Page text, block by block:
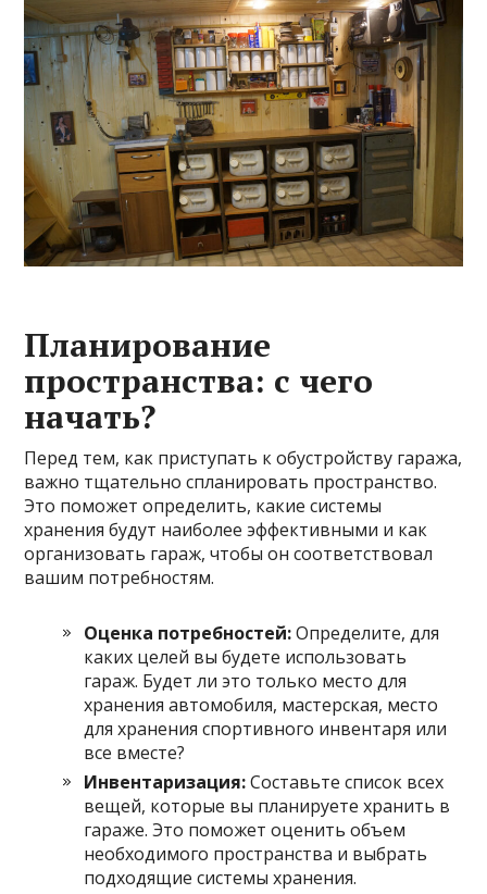
Планирование
пространства: с чего
начать?
Перед тем, как приступать к обустройству гаража,
важно тщательно спланировать пространство.
Это поможет определить, какие системы
хранения будут наиболее эффективными и как
организовать гараж, чтобы он соответствовал
вашим потребностям.
Оценка потребностей:Определите, для
каких целей вы будете использовать
гараж. Будет ли это только место для
хранения автомобиля, мастерская, место
для хранения спортивного инвентаря или
все вместе?
Инвентаризация:Составьте список всех
вещей, которые вы планируете хранить в
гараже. Это поможет оценить объем
необходимого пространства и выбрать
подходящие системы хранения.